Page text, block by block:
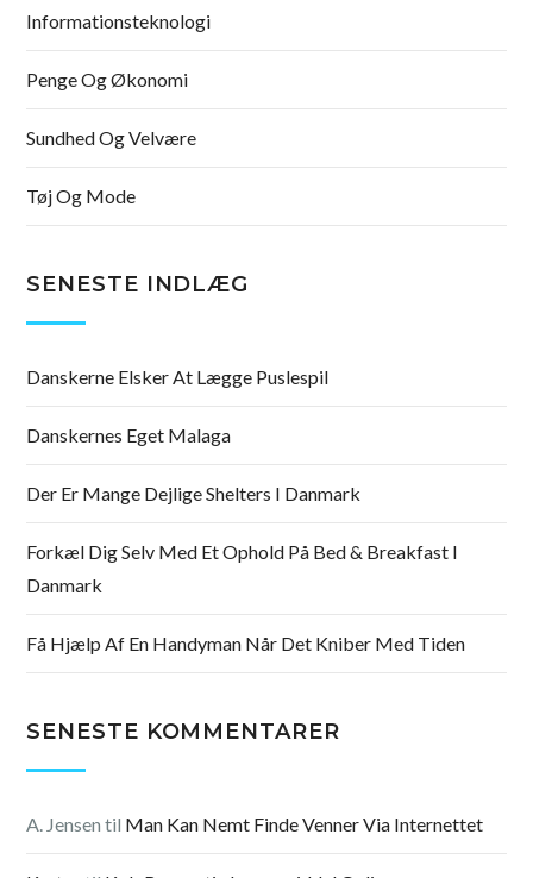
Informationsteknologi
Penge Og Økonomi
Sundhed Og Velvære
Tøj Og Mode
SENESTE INDLÆG
Danskerne Elsker At Lægge Puslespil
Danskernes Eget Malaga
Der Er Mange Dejlige Shelters I Danmark
Forkæl Dig Selv Med Et Ophold På Bed & Breakfast I
Danmark
Få Hjælp Af En Handyman Når Det Kniber Med Tiden
SENESTE KOMMENTARER
A. Jensen til Man Kan Nemt Finde Venner Via Internettet